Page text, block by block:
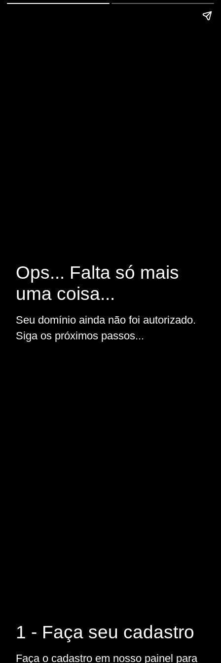
Ops... Falta só mais
uma coisa...
Seu domínio ainda não foi autorizado.
Siga os próximos passos...
1 - Faça seu cadastro
Faça o cadastro em nosso painel para